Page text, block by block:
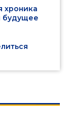
хроника
будущее